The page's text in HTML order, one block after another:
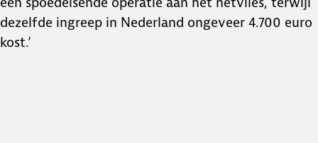
dezelfde ingreep in Nederland ongeveer 4.700 euro
kost.’